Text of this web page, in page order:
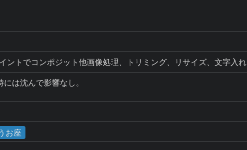
ントでコンポジット他画像処理、トリミング、リサイズ、文字入れ
は沈んで影響なし。
お座